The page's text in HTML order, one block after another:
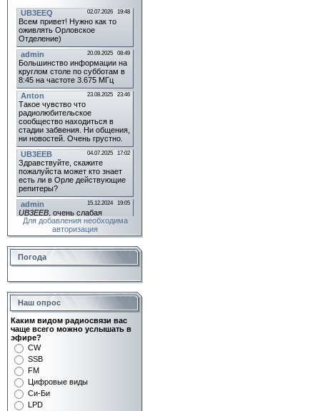
Для добавления необходима
авторизация
Погода
Наш опрос
Каким видом радиосвязи вас
чаще всего можно услышать в
эфире?
CW
SSB
FM
Цифровые виды
Си-Би
LPD